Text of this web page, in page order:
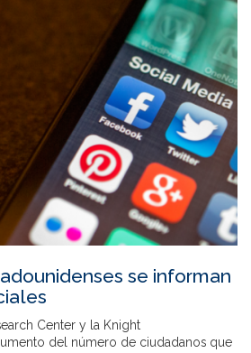
se informan
Center y la Knight
del número de ciudadanos que